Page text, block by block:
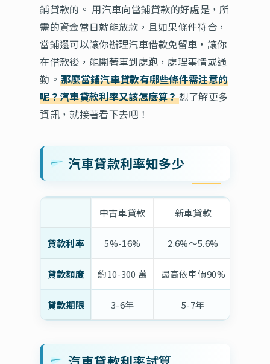
鋪貸款的。 用汽車向當鋪貸款的好處是，所
需的資金當日就能放款，且如果條件符合，
當鋪還可以讓你辦理汽車借款免留車，讓你
在借款後，能開著車到處跑，處理事情或通
勤。 那麼當鋪汽車貸款有哪些條件需注意的
呢？汽車貸款利率又該怎麼算？想了解更多
資訊，就接著看下去吧！
汽車貸款利率知多少
中古車貸款 新車貸款
貸款利率 5%-16% 2.6%～5.6%
貸款額度 約10-300 萬 最高依車價90%
貸款期限 3-6年 5-7年